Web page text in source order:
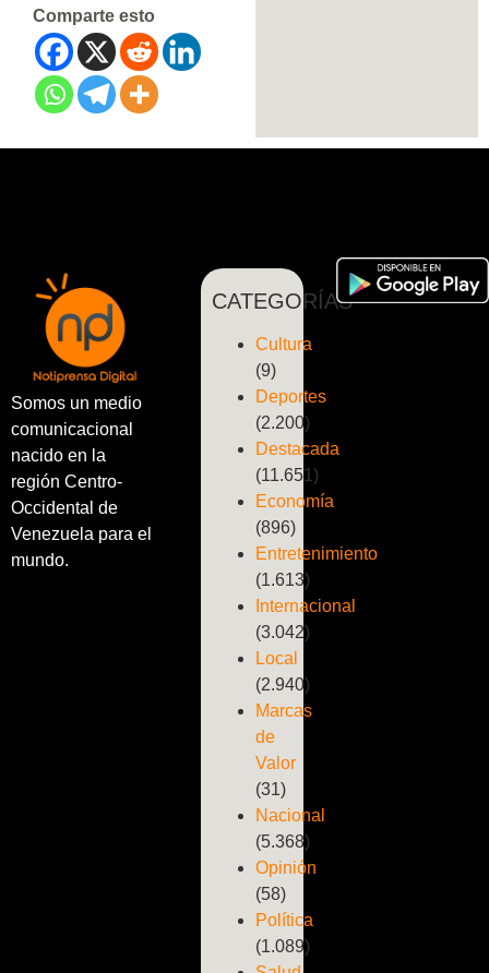
Comparte esto
Somos un medio
comunicacional
nacido en la
región Centro-
Occidental de
Venezuela para el
mundo.
CATEGORÍAS
Cultura
(9)
Deportes
(2.200)
Destacada
(11.651)
Economía
(896)
Entretenimiento
(1.613)
Internacional
(3.042)
Local
(2.940)
Marcas
de
Valor
(31)
Nacional
(5.368)
Opinión
(58)
Política
(1.089)